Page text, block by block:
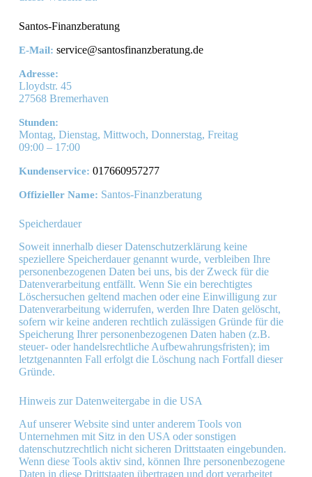
Santos-Finanzberatung
E-Mail: service@santosfinanzberatung.de
Adresse:
Lloydstr. 45
27568 Bremerhaven
Stunden:
Montag, Dienstag, Mittwoch, Donnerstag, Freitag
09:00 – 17:00
Kundenservice: 017660957277
Offizieller Name: Santos-Finanzberatung
Speicherdauer
Soweit innerhalb dieser Datenschutzerklärung keine
speziellere Speicherdauer genannt wurde, verbleiben Ihre
personenbezogenen Daten bei uns, bis der Zweck für die
Datenverarbeitung entfällt. Wenn Sie ein berechtigtes
Löschersuchen geltend machen oder eine Einwilligung zur
Datenverarbeitung widerrufen, werden Ihre Daten gelöscht,
sofern wir keine anderen rechtlich zulässigen Gründe für die
Speicherung Ihrer personenbezogenen Daten haben (z.B.
steuer- oder handelsrechtliche Aufbewahrungsfristen); im
letztgenannten Fall erfolgt die Löschung nach Fortfall dieser
Gründe.
Hinweis zur Datenweitergabe in die USA
Auf unserer Website sind unter anderem Tools von
Unternehmen mit Sitz in den USA oder sonstigen
datenschutzrechtlich nicht sicheren Drittstaaten eingebunden.
Wenn diese Tools aktiv sind, können Ihre personenbezogene
Daten in diese Drittstaaten übertragen und dort verarbeitet